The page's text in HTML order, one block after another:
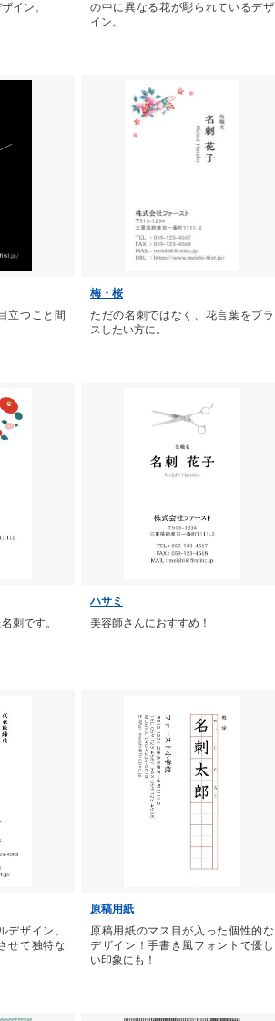
イン。
の中に異なる花が彫られているデザ
イン。
立つこと間
梅・桜
ただの名刺ではなく、花言葉をプラ
スしたい方に。
刺です。
ハサミ
美容師さんにおすすめ！
デザイン。
せて独特な
原稿用紙
原稿用紙のマス目が入った個性的な
デザイン！手書き風フォントで優し
い印象にも！